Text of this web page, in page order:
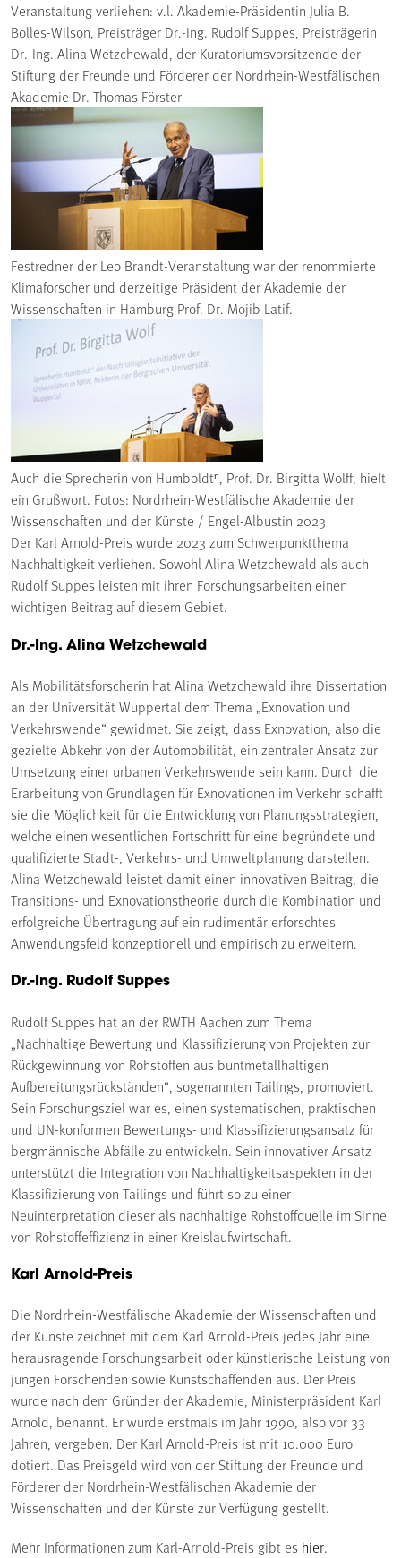
Veranstaltung verliehen: v.l. Akademie-Präsidentin Julia B.
Bolles-Wilson, Preisträger Dr.-Ing. Rudolf Suppes, Preisträgerin
Dr.-Ing. Alina Wetzchewald, der Kuratoriumsvorsitzende der
Stiftung der Freunde und Förderer der Nordrhein-Westfälischen
Akademie Dr. Thomas Förster
Festredner der Leo Brandt-Veranstaltung war der renommierte
Klimaforscher und derzeitige Präsident der Akademie der
Wissenschaften in Hamburg Prof. Dr. Mojib Latif.
Auch die Sprecherin von Humboldtⁿ, Prof. Dr. Birgitta Wolff, hielt
ein Grußwort. Fotos: Nordrhein-Westfälische Akademie der
Wissenschaften und der Künste / Engel-Albustin 2023
Der Karl Arnold-Preis wurde 2023 zum Schwerpunktthema
Nachhaltigkeit verliehen. Sowohl Alina Wetzchewald als auch
Rudolf Suppes leisten mit ihren Forschungsarbeiten einen
wichtigen Beitrag auf diesem Gebiet.
Dr.-Ing. Alina Wetzchewald
Als Mobilitätsforscherin hat Alina Wetzchewald ihre Dissertation
an der Universität Wuppertal dem Thema „Exnovation und
Verkehrswende“ gewidmet. Sie zeigt, dass Exnovation, also die
gezielte Abkehr von der Automobilität, ein zentraler Ansatz zur
Umsetzung einer urbanen Verkehrswende sein kann. Durch die
Erarbeitung von Grundlagen für Exnovationen im Verkehr schafft
sie die Möglichkeit für die Entwicklung von Planungsstrategien,
welche einen wesentlichen Fortschritt für eine begründete und
qualifizierte Stadt-, Verkehrs- und Umweltplanung darstellen.
Alina Wetzchewald leistet damit einen innovativen Beitrag, die
Transitions- und Exnovationstheorie durch die Kombination und
erfolgreiche Übertragung auf ein rudimentär erforschtes
Anwendungsfeld konzeptionell und empirisch zu erweitern.
Dr.-Ing. Rudolf Suppes
Rudolf Suppes hat an der RWTH Aachen zum Thema
„Nachhaltige Bewertung und Klassifizierung von Projekten zur
Rückgewinnung von Rohstoffen aus buntmetallhaltigen
Aufbereitungsrückständen“, sogenannten Tailings, promoviert.
Sein Forschungsziel war es, einen systematischen, praktischen
und UN-konformen Bewertungs- und Klassifizierungsansatz für
bergmännische Abfälle zu entwickeln. Sein innovativer Ansatz
unterstützt die Integration von Nachhaltigkeitsaspekten in der
Klassifizierung von Tailings und führt so zu einer
Neuinterpretation dieser als nachhaltige Rohstoffquelle im Sinne
von Rohstoffeffizienz in einer Kreislaufwirtschaft.
Karl Arnold-Preis
Die Nordrhein-Westfälische Akademie der Wissenschaften und
der Künste zeichnet mit dem Karl Arnold-Preis jedes Jahr eine
herausragende Forschungsarbeit oder künstlerische Leistung von
jungen Forschenden sowie Kunstschaffenden aus. Der Preis
wurde nach dem Gründer der Akademie, Ministerpräsident Karl
Arnold, benannt. Er wurde erstmals im Jahr 1990, also vor 33
Jahren, vergeben. Der Karl Arnold-Preis ist mit 10.000 Euro
dotiert. Das Preisgeld wird von der Stiftung der Freunde und
Förderer der Nordrhein-Westfälischen Akademie der
Wissenschaften und der Künste zur Verfügung gestellt.
Mehr Informationen zum Karl-Arnold-Preis gibt es hier.